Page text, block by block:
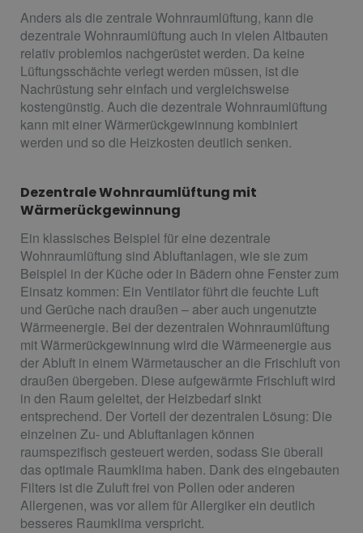
Anders als die zentrale Wohnraumlüftung, kann die
dezentrale Wohnraumlüftung auch in vielen Altbauten
relativ problemlos nachgerüstet werden. Da keine
Lüftungsschächte verlegt werden müssen, ist die
Nachrüstung sehr einfach und vergleichsweise
kostengünstig. Auch die dezentrale Wohnraumlüftung
kann mit einer Wärmerückgewinnung kombiniert
werden und so die Heizkosten deutlich senken.
Dezentrale Wohnraumlüftung mit
Wärmerückgewinnung
Ein klassisches Beispiel für eine dezentrale
Wohnraumlüftung sind Abluftanlagen, wie sie zum
Beispiel in der Küche oder in Bädern ohne Fenster zum
Einsatz kommen: Ein Ventilator führt die feuchte Luft
und Gerüche nach draußen – aber auch ungenutzte
Wärmeenergie. Bei der dezentralen Wohnraumlüftung
mit Wärmerückgewinnung wird die Wärmeenergie aus
der Abluft in einem Wärmetauscher an die Frischluft von
draußen übergeben. Diese aufgewärmte Frischluft wird
in den Raum geleitet, der Heizbedarf sinkt
entsprechend. Der Vorteil der dezentralen Lösung: Die
einzelnen Zu- und Abluftanlagen können
raumspezifisch gesteuert werden, sodass Sie überall
das optimale Raumklima haben. Dank des eingebauten
Filters ist die Zuluft frei von Pollen oder anderen
Allergenen, was vor allem für Allergiker ein deutlich
besseres Raumklima verspricht.